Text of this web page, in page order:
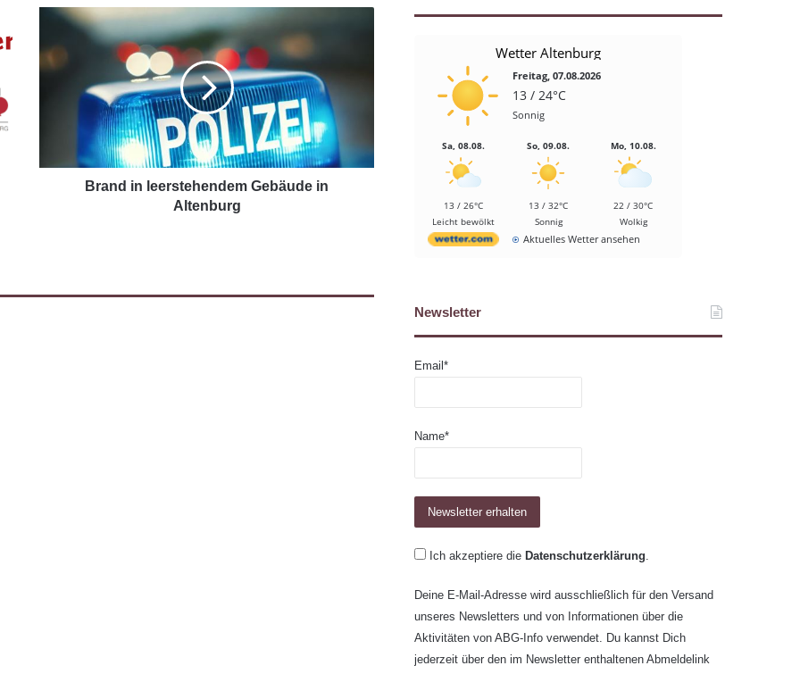
Brand in leerstehendem Gebäude in
Altenburg
Wetter Altenburg
Freitag, 07.08.2026
13 / 24°C
Sonnig
Sa, 08.08.
13 / 26°C
Leicht bewölkt
So, 09.08.
13 / 32°C
Sonnig
Mo, 10.08.
22 / 30°C
Wolkig
Aktuelles Wetter ansehen
Newsletter
Email*
Name*
Ich akzeptiere die Datenschutzerklärung.
Deine E-Mail-Adresse wird ausschließlich für den Versand
unseres Newsletters und von Informationen über die
Aktivitäten von ABG-Info verwendet. Du kannst Dich
jederzeit über den im Newsletter enthaltenen Abmeldelink